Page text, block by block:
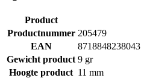
Product
Productnummer 205479
EAN
8718848238043
Gewicht product 9 gr
Hoogte product 11 mm